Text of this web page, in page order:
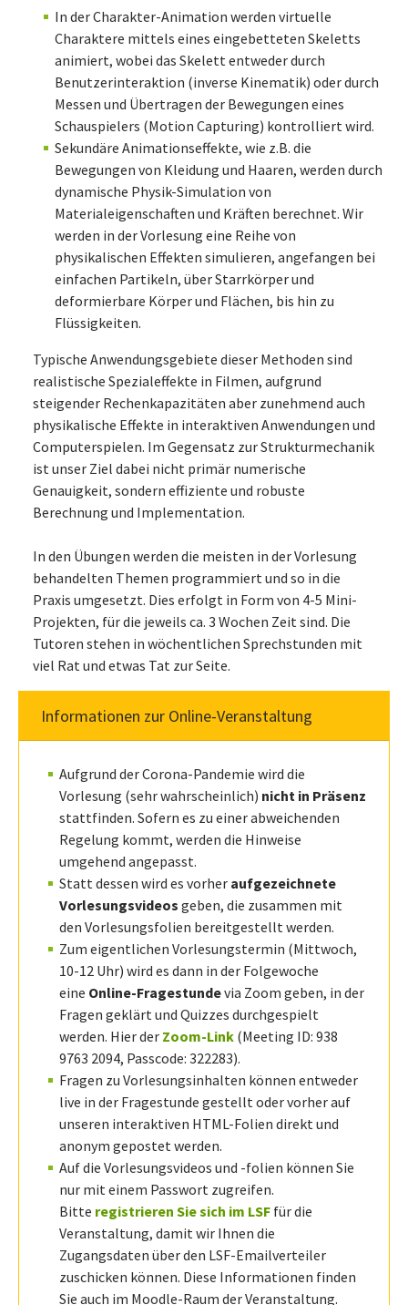
In der Charakter-Animation werden virtuelle
Charaktere mittels eines eingebetteten Skeletts
animiert, wobei das Skelett entweder durch
Benutzerinteraktion (inverse Kinematik) oder durch
Messen und Übertragen der Bewegungen eines
Schauspielers (Motion Capturing) kontrolliert wird.
Sekundäre Animationseffekte, wie z.B. die
Bewegungen von Kleidung und Haaren, werden durch
dynamische Physik-Simulation von
Materialeigenschaften und Kräften berechnet. Wir
werden in der Vorlesung eine Reihe von
physikalischen Effekten simulieren, angefangen bei
einfachen Partikeln, über Starrkörper und
deformierbare Körper und Flächen, bis hin zu
Flüssigkeiten.
Typische Anwendungsgebiete dieser Methoden sind
realistische Spezialeffekte in Filmen, aufgrund
steigender Rechenkapazitäten aber zunehmend auch
physikalische Effekte in interaktiven Anwendungen und
Computerspielen. Im Gegensatz zur Strukturmechanik
ist unser Ziel dabei nicht primär numerische
Genauigkeit, sondern effiziente und robuste
Berechnung und Implementation.
In den Übungen werden die meisten in der Vorlesung
behandelten Themen programmiert und so in die
Praxis umgesetzt. Dies erfolgt in Form von 4-5 Mini-
Projekten, für die jeweils ca. 3 Wochen Zeit sind. Die
Tutoren stehen in wöchentlichen Sprechstunden mit
viel Rat und etwas Tat zur Seite.
Informationen zur Online-Veranstaltung
Aufgrund der Corona-Pandemie wird die
Vorlesung (sehr wahrscheinlich) nicht in Präsenz
stattfinden. Sofern es zu einer abweichenden
Regelung kommt, werden die Hinweise
umgehend angepasst.
Statt dessen wird es vorher aufgezeichnete
Vorlesungsvideos geben, die zusammen mit
den Vorlesungsfolien bereitgestellt werden.
Zum eigentlichen Vorlesungstermin (Mittwoch,
10-12 Uhr) wird es dann in der Folgewoche
eine Online-Fragestundevia Zoom geben, in der
Fragen geklärt und Quizzes durchgespielt
werden. Hier der Zoom-Link (Meeting ID: 938
9763 2094, Passcode: 322283).
Fragen zu Vorlesungsinhalten können entweder
live in der Fragestunde gestellt oder vorher auf
unseren interaktiven HTML-Folien direkt und
anonym gepostet werden.
Auf die Vorlesungsvideos und -folien können Sie
nur mit einem Passwort zugreifen.
Bitte registrieren Sie sich im LSF für die
Veranstaltung, damit wir Ihnen die
Zugangsdaten über den LSF-Emailverteiler
zuschicken können. Diese Informationen finden
Sie auch im Moodle-Raum der Veranstaltung.